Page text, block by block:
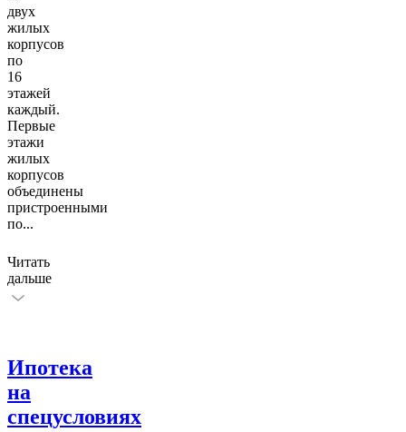
двух
жилых
корпусов
по
16
этажей
каждый.
Первые
этажи
жилых
корпусов
объединены
пристроенными
по...
Читать
дальше
Ипотека
на
спецусловиях